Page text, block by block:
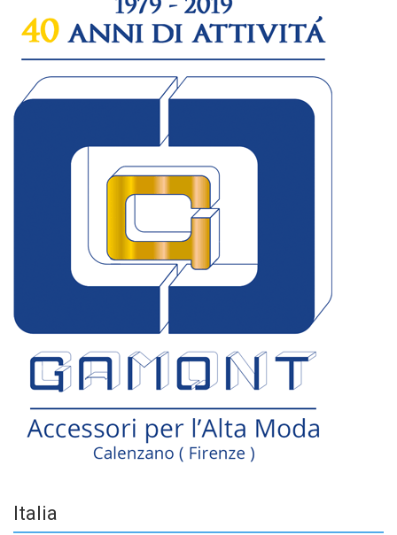
Italia